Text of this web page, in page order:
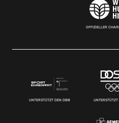
OFFIZIELLER
UNTERSTÜTZT DEN DBB